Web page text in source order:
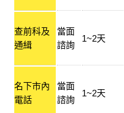
查前科及
通緝
當面
諮詢
1~2天
名下市內
電話
當面
諮詢
1~2天